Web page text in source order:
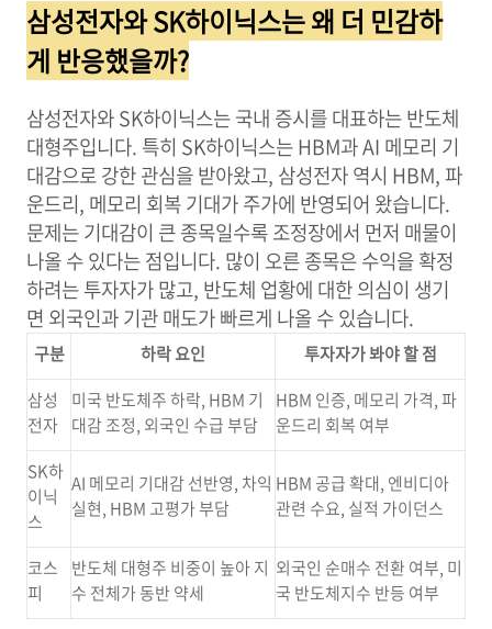
삼성전자와 SK하이닉스는 왜 더 민감하
게 반응했을까?
삼성전자와 SK하이닉스는 국내 증시를 대표하는 반도체
대형주입니다. 특히 SK하이닉스는 HBM과 AI 메모리 기
대감으로 강한 관심을 받아왔고, 삼성전자 역시 HBM, 파
운드리, 메모리 회복 기대가 주가에 반영되어 왔습니다.
문제는 기대감이 큰 종목일수록 조정장에서 먼저 매물이
나올 수 있다는 점입니다. 많이 오른 종목은 수익을 확정
하려는 투자자가 많고, 반도체 업황에 대한 의심이 생기
면 외국인과 기관 매도가 빠르게 나올 수 있습니다.
구분 하락 요인
투자자가 봐야 할 점
삼성
전자
미국 반도체주 하락, HBM 기
대감 조정, 외국인 수급 부담
HBM 인증, 메모리 가격, 파
운드리 회복 여부
SK하
이닉
스
AI 메모리 기대감 선반영, 차익
실현, HBM 고평가 부담
HBM 공급 확대, 엔비디아
관련 수요, 실적 가이던스
코스
피
반도체 대형주 비중이 높아 지
수 전체가 동반 약세
외국인 순매수 전환 여부, 미
국 반도체지수 반등 여부